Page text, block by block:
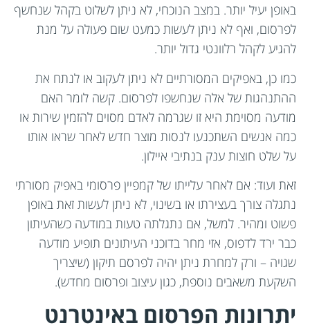
באופן יעיל יותר. במצב הנוכחי, לא ניתן לשלוט בקהל שנחשף
לפרסום, ואף לא ניתן לעשות כמעט שום פעולה על מנת
להגיע לקהל רלוונטי גדול יותר.
כמו כן, באפיקים המסורתיים לא ניתן לעקוב או לנתח את
ההתנהגות של אלה שנחשפו לפרסום. קשה לומר האם
מודעה מסוימת היא זו שגרמה לאדם מסוים להזמין שירות או
כמה אנשים השתכנעו לנסות מוצר חדש לאחר שראו אותו
על שלט חוצות ענק בנתיבי איילון.
זאת ועוד: אם לאחר עלייתו של קמפיין פרסומי באפיק מסורתי
נתגלה צורך בעצירתו או בשינוי, לא ניתן לעשות זאת באופן
פשוט ומהיר. למשל, אם נתגלתה טעות במודעה כשהעיתון
כבר ירד לדפוס, אזי מחר בדוכני העיתונים תופיע מודעה
שגויה – ורק למחרת ניתן יהיה לפרסם תיקון (שיצריך
השקעת משאבים נוספת, כגון עיצוב ופרסום מחדש).
יתרונות הפרסום באינטרנט